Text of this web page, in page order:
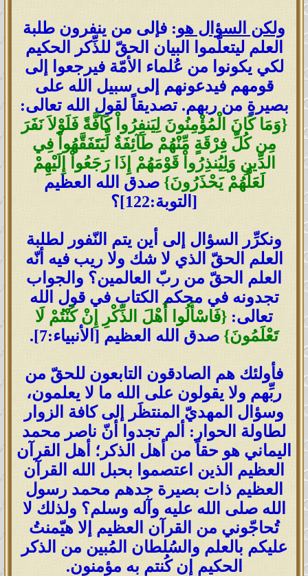
ولكن السؤال هو: فإلى من ينفرون طلبة
العلم ليتعلّموا البيان الحقّ للذِّكر الحكيم
لكي يكونوا من عُلماء الأمّة فيرجعوا إلى
قومهم فيدعونهم إلى سبيل الله على
بصيرةٍ من ربهم. تصديقاً لقول الله تعالى:
{وَمَا كَانَ الْمُؤْمِنُونَ لِيَنفِرُواْ كَآفَّةً فَلَوْلاَ نَفَرَ
مِن كُلِّ فِرْقَةٍ مِّنْهُمْ طَآئِفَةٌ لِّيَتَفَقَّهُواْ فِي
الدِّينِ وَلِيُنذِرُواْ قَوْمَهُمْ إِذَا رَجَعُواْ إِلَيْهِمْ
لَعَلَّهُمْ يَحْذَرُونَ} صدق الله العظيم
[التوبة:122]؟
ونكرِّر السؤال إلى أين يتم النّفور لطلبة
العلم الحقّ الذي لا شك ولا ريب فيه أنّه
العلم الحقّ من ربّ العالمين؟ والجواب
تجدونه في محكم الكتاب في قول الله
تعالى: {فَاسْأَلُوا أَهْلَ الذِّكْرِ إِنْ كُنْتُمْ لَا
تَعْلَمُونَ} صدق الله العظيم [الأنبياء:7].
فأولئك هم الصادقون التابعون للحقّ من
ربِّهم ولا يقولون على الله ما لا يعلمون،
وسؤال المهديّ المنتظَر إلى كافة الزوار
لطاولة الحوار: ألم تجدوا أنّ ناصر محمد
اليماني هو حقاً من أهل الذكر؛ أهل القرآن
العظيم الذين اعتصموا بحبل الله القرآن
العظيم ذات بصيرة جدهم محمد رسول
الله صلى الله عليه وآله وسلم؟ ولذلك لا
تُحاجّوني من القرآن العظيم إلا هيّمنتُ
عليكم بالعلم والسُلطان المُبين من الذكر
الحكيم إن كُنتم به مؤمنون.